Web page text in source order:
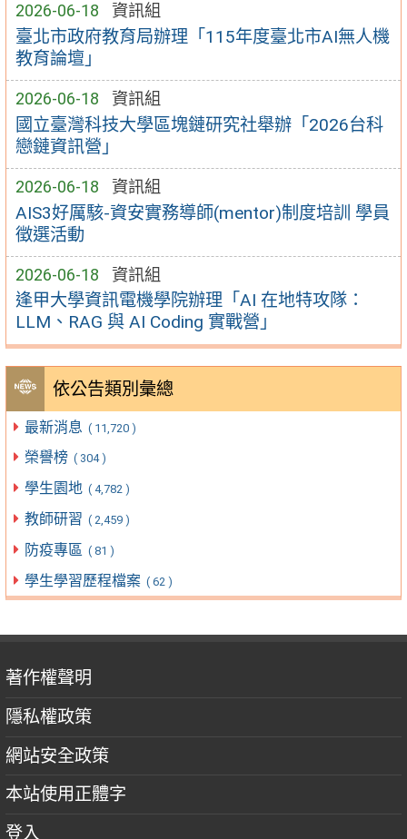
2026-06-18 資訊組
臺北市政府教育局辦理「115年度臺北市AI無人機
教育論壇」
2026-06-18 資訊組
國立臺灣科技大學區塊鏈研究社舉辦「2026台科
戀鏈資訊營」
2026-06-18 資訊組
AIS3好厲駭-資安實務導師(mentor)制度培訓 學員
徵選活動
2026-06-18 資訊組
逢甲大學資訊電機學院辦理「AI 在地特攻隊：
LLM、RAG 與 AI Coding 實戰營」
依公告類別彙總
最新消息 ( 11,720 )
榮譽榜 ( 304 )
學生園地 ( 4,782 )
教師研習 ( 2,459 )
防疫專區 ( 81 )
學生學習歷程檔案 ( 62 )
著作權聲明
隱私權政策
網站安全政策
本站使用正體字
登入